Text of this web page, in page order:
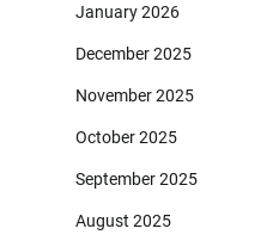
January 2026
December 2025
November 2025
October 2025
September 2025
August 2025